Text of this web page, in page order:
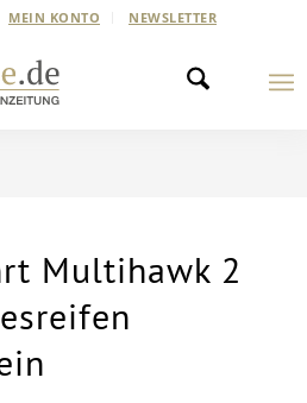
MEIN KONTO NEWSLETTER
Multihawk 2